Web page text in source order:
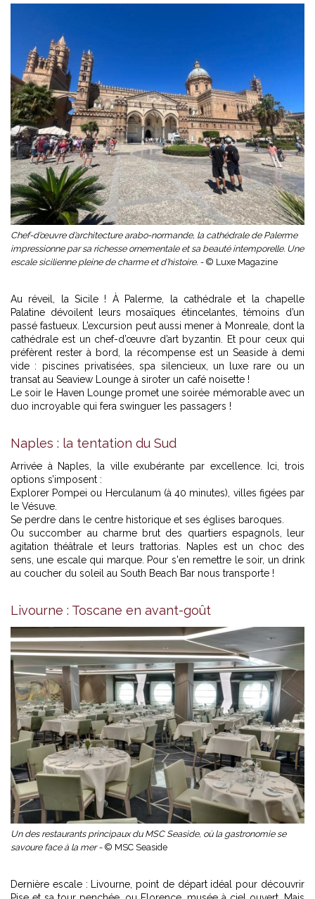
Chef-d’œuvre d’architecture arabo-normande, la cathédrale de Palerme
impressionne par sa richesse ornementale et sa beauté intemporelle. Une
escale sicilienne pleine de charme et d’histoire. - © Luxe Magazine
Au réveil, la Sicile ! À Palerme, la cathédrale et la chapelle
Palatine dévoilent leurs mosaïques étincelantes, témoins d’un
passé fastueux. L’excursion peut aussi mener à Monreale, dont la
cathédrale est un chef-d’œuvre d’art byzantin. Et pour ceux qui
préfèrent rester à bord, la récompense est un Seaside à demi
vide : piscines privatisées, spa silencieux, un luxe rare ou un
transat au Seaview Lounge à siroter un café noisette !
Le soir le Haven Lounge promet une soirée mémorable avec un
duo incroyable qui fera swinguer les passagers !
Naples : la tentation du Sud
Arrivée à Naples, la ville exubérante par excellence. Ici, trois
options s’imposent :
Explorer Pompei ou Herculanum (à 40 minutes), villes figées par
le Vésuve.
Se perdre dans le centre historique et ses églises baroques.
Ou succomber au charme brut des quartiers espagnols, leur
agitation théâtrale et leurs trattorias. Naples est un choc des
sens, une escale qui marque. Pour s'en remettre le soir, un drink
au coucher du soleil au South Beach Bar nous transporte !
Livourne : Toscane en avant-goût
Un des restaurants principaux du MSC Seaside, où la gastronomie se
savoure face à la mer - © MSC Seaside
Dernière escale : Livourne, point de départ idéal pour découvrir